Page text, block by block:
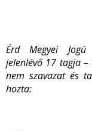
Érd Megyei Jogú
jelenlévő 17 tagja –
nem szavazat és
hozta: